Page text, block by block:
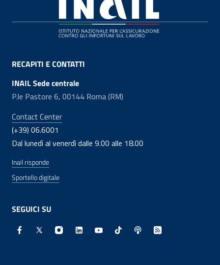
RECAPITI E CONTATTI
INAIL Sede centrale
P.le Pastore 6, 00144 Roma (RM)
Contact Center
(+39) 06.6001
Dal lunedì al venerdì dalle 9.00 alle 18.00
Inail risponde
Sportello digitale
SEGUICI SU
Facebook - Sito esterno - Apertura in nuova finestra
X - Sito esterno - Apertura in nuova finestra
Instagram - Sito esterno - Apertura in
Linkedin - Sito esterno - Apertura in
Youtube - Sito esterno -
TikTok - Sito esterno -
Spreaker - Sito
Feed RSS -